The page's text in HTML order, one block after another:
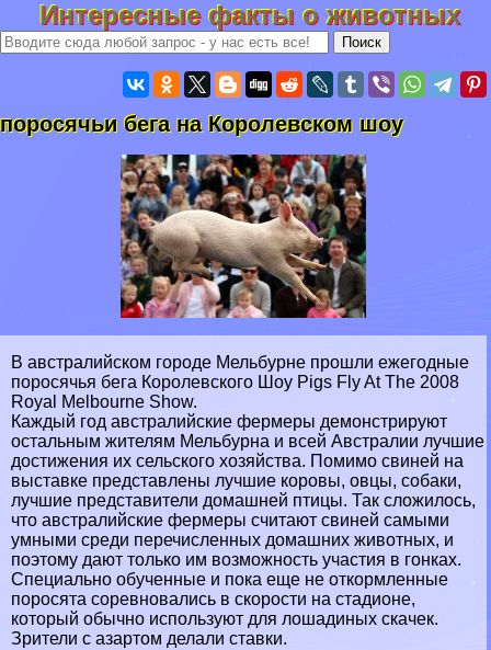
Интересные факты о животных
поросячьи бега на Королевском шоу
В австралийском городе Мельбурне прошли ежегодные
поросячья бега Королевского Шоу Pigs Fly At The 2008
Royal Melbourne Show.
Каждый год австралийские фермеры демонстрируют
остальным жителям Мельбурна и всей Австралии лучшие
достижения их сельского хозяйства. Помимо свиней на
выставке представлены лучшие коровы, овцы, собаки,
лучшие представители домашней птицы. Так сложилось,
что австралийские фермеры считают свиней самыми
умными среди перечисленных домашних животных, и
поэтому дают только им возможность участия в гонках.
Специально обученные и пока еще не откормленные
поросята соревновались в скорости на стадионе,
который обычно используют для лошадиных скачек.
Зрители с азapтом делали ставки.